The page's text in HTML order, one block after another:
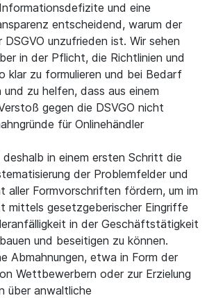
und eine
entscheidend, warum der
unzufrieden ist. Wir sehen
in der Pflicht, die Richtlinien und
klar zu formulieren und bei Bedarf
und zu helfen, dass aus einem
gegen die DSVGO nicht
für Onlinehändler
deshalb in einem ersten Schritt die
der Problemfelder und
aller Formvorschriften fördern, um im
mittels gesetzgeberischer Eingriffe
in der Geschäftstätigkeit
und beseitigen zu können.
Abmahnungen, etwa in Form der
Wettbewerbern oder zur Erzielung
über anwaltliche